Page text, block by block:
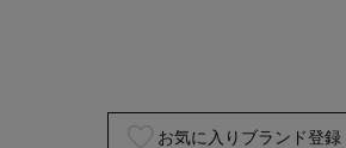
お気に入りブランド登録